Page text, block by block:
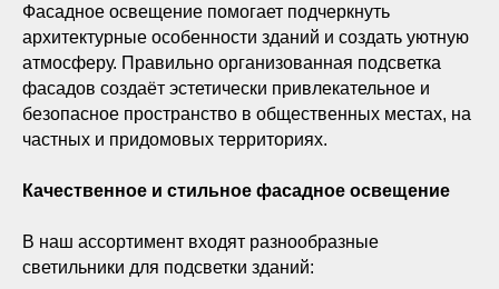
Фасадное освещение помогает подчеркнуть
архитектурные особенности зданий и создать уютную
атмосферу. Правильно организованная подсветка
фасадов создаёт эстетически привлекательное и
безопасное пространство в общественных местах, на
частных и придомовых территориях.
Качественное и стильное фасадное освещение
В наш ассортимент входят разнообразные
светильники для подсветки зданий: